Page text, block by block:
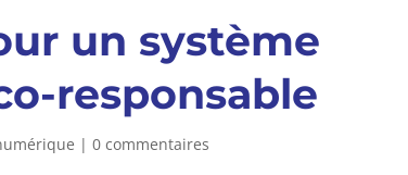
un système
responsable
|0 commentaires